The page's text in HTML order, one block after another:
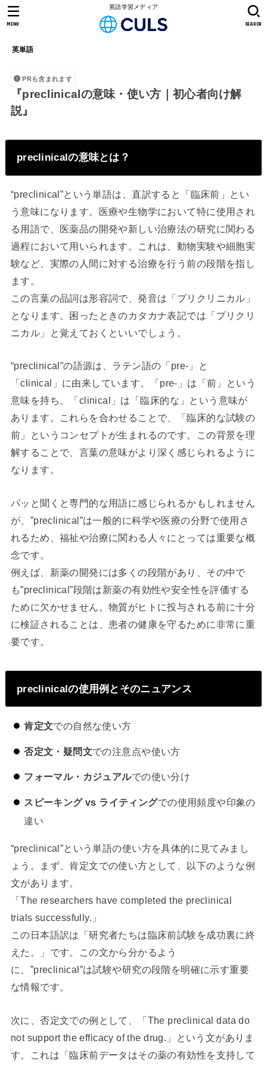
英語学習メディア
英単語
SEARCH
MENU
PRも含まれます
『preclinicalの意味・使い方｜初心者向け解
説』
preclinicalの意味とは？
“preclinical”という単語は、直訳すると「臨床前」とい
う意味になります。医療や生物学において特に使用され
る用語で、医薬品の開発や新しい治療法の研究に関わる
過程において用いられます。これは、動物実験や細胞実
験など、実際の人間に対する治療を行う前の段階を指し
ます。
この言葉の品詞は形容詞で、発音は「プリクリニカル」
となります。困ったときのカタカナ表記では「プリクリ
ニカル」と覚えておくといいでしょう。
“preclinical”の語源は、ラテン語の「pre-」と
「clinical」に由来しています。「pre-」は「前」という
意味を持ち、「clinical」は「臨床的な」という意味が
あります。これらを合わせることで、「臨床的な試験の
前」というコンセプトが生まれるのです。この背景を理
解することで、言葉の意味がより深く感じられるように
なります。
パッと聞くと専門的な用語に感じられるかもしれません
が、”preclinical”は一般的に科学や医療の分野で使用さ
れるため、福祉や治療に関わる人々にとっては重要な概
念です。
例えば、新薬の開発には多くの段階があり、その中で
も”preclinical”段階は新薬の有効性や安全性を評価する
ために欠かせません。物質がヒトに投与される前に十分
に検証されることは、患者の健康を守るために非常に重
要です。
preclinicalの使用例とそのニュアンス
肯定文での自然な使い方
否定文・疑問文での注意点や使い方
フォーマル・カジュアルでの使い分け
スピーキング vs ライティングでの使用頻度や印象の
違い
“preclinical”という単語の使い方を具体的に見てみまし
ょう。まず、肯定文での使い方として、以下のような例
文があります。
「The researchers have completed the preclinical
trials successfully.」
この日本語訳は「研究者たちは臨床前試験を成功裏に終
えた。」です。この文から分かるよう
に、”preclinical”は試験や研究の段階を明確に示す重要
な情報です。
次に、否定文での例として、「The preclinical data do
not support the efficacy of the drug.」という文がありま
す。これは「臨床前データはその薬の有効性を支持して